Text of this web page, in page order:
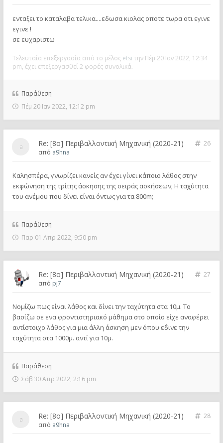
ενταξει το καταλαβα τελικα....εδωσα κιολας οποτε τωρα οτι εγινε
εγινε !
σε ευχαριστω
Τελευταία επεξεργασία από το μέλος etsi την Πέμ 20 Ιαν 2022, 12:34
pm, έχει επεξεργασθεί 2 φορές συνολικά.
Παράθεση
Πέμ 20 Ιαν 2022, 12:12 pm
Re: [8o] Περιβαλλοντική Μηχανική (2020-21)
26
από a9hna
Καλησπέρα, γνωρίζει κανείς αν έχει γίνει κάποιο λάθος στην
εκφώνηση της τρίτης άσκησης της σειράς ασκήσεων; Η ταχύτητα
του ανέμου που δίνει είναι όντως για τα 800m;
Παράθεση
Παρ 01 Απρ 2022, 9:50 pm
Re: [8o] Περιβαλλοντική Μηχανική (2020-21)
27
από pj7
Νομίζω πως είναι λάθος και δίνει την ταχύτητα στα 10μ. Το
βασίζω σε ενα φροντιστηριακό μάθημα στο οποίο είχε αναφέρει
αντίστοιχο λάθος για μια άλλη άσκηση μεν όπου ε΄δινε την
ταχύτητα στα 1000μ. αντί για 10μ.
Παράθεση
Σάβ 30 Απρ 2022, 2:16 pm
Re: [8o] Περιβαλλοντική Μηχανική (2020-21)
28
από a9hna